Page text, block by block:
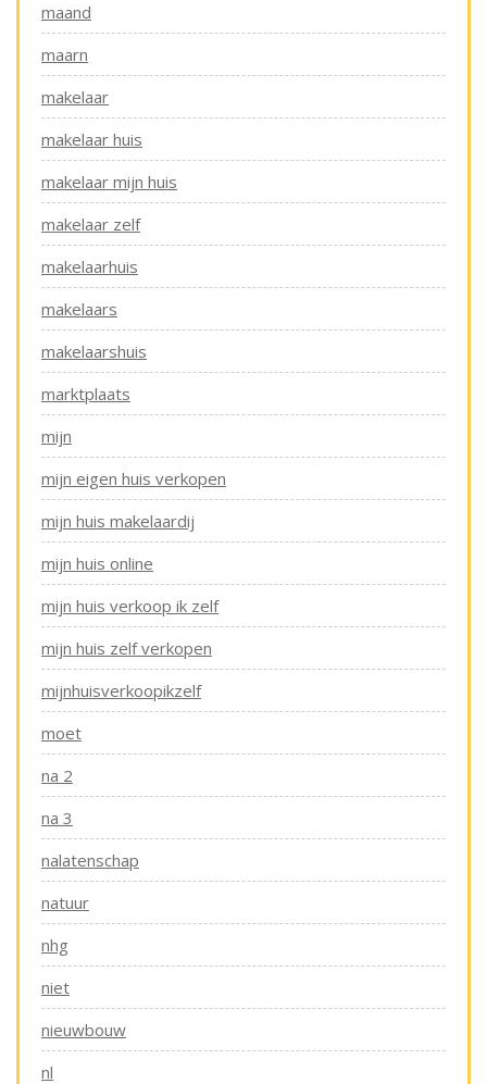
maand
maarn
makelaar
makelaar huis
makelaar mijn huis
makelaar zelf
makelaarhuis
makelaars
makelaarshuis
marktplaats
mijn
mijn eigen huis verkopen
mijn huis makelaardij
mijn huis online
mijn huis verkoop ik zelf
mijn huis zelf verkopen
mijnhuisverkoopikzelf
moet
na 2
na 3
nalatenschap
natuur
nhg
niet
nieuwbouw
nl